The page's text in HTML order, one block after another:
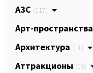
АЗС (117)
Арт-пространства
Архитектура (11)
Аттракционы (13)